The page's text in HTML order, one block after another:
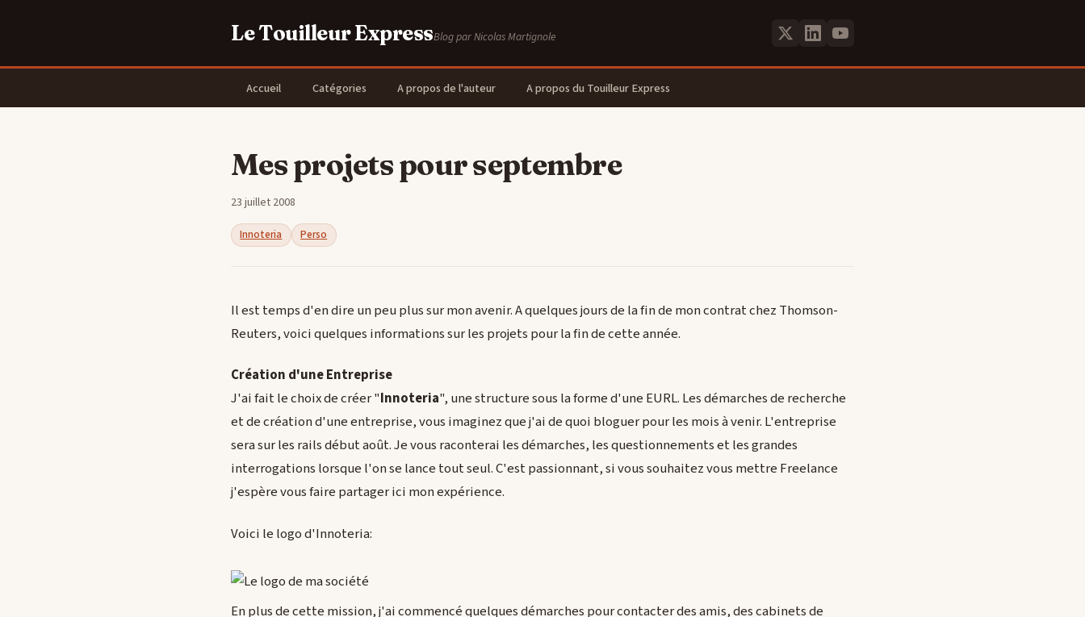
Le Touilleur ExpressBlog par Nicolas Martignole
Accueil Catégories A propos de l'auteur A propos du Touilleur Express
Mes projets pour septembre
23 juillet 2008
Innoteria Perso
Il est temps d'en dire un peu plus sur mon avenir. A quelques jours de la fin de mon contrat chez Thomson-
Reuters, voici quelques informations sur les projets pour la fin de cette année.
Création d'une Entreprise
J'ai fait le choix de créer "Innoteria", une structure sous la forme d'une EURL. Les démarches de recherche
et de création d'une entreprise, vous imaginez que j'ai de quoi bloguer pour les mois à venir. L'entreprise
sera sur les rails début août. Je vous raconterai les démarches, les questionnements et les grandes
interrogations lorsque l'on se lance tout seul. C'est passionnant, si vous souhaitez vous mettre Freelance
j'espère vous faire partager ici mon expérience.
Voici le logo d'Innoteria:
En plus de cette mission, j'ai commencé quelques démarches pour contacter des amis, des cabinets de